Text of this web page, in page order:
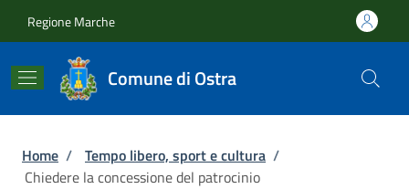
Regione Marche
Comune di Ostra
Briciole di pane
Home / Tempo libero, sport e cultura /
Chiedere la concessione del patrocinio